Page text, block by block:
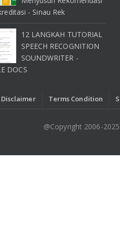
- Sinau Rek
12 LANGKAH TUTORIAL
SPEECH RECOGNITION
SOUNDWRITER -
DOCS
Disclaimer Terms Condition
@Copyright 2006-